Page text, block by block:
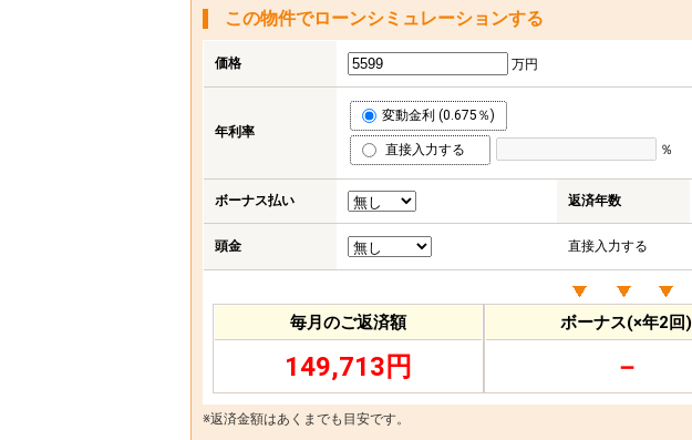
この物件でローンシミュレーションする
価格 万円
年利率
変動金利 (0.675％)
直接入力する ％
ボーナス払い 返済年数
頭金 直接入力する
毎月のご返済額
149,713円
ボーナス(×年2回)
－
※返済金額はあくまでも目安です。